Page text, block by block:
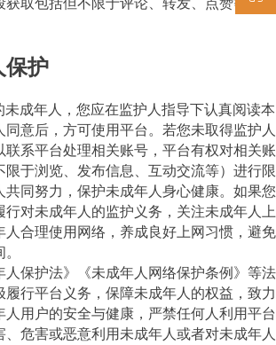
保护
未成年人，您应在监护人指导下认真阅读本
意后，方可使用平台。若您未取得监护人
联系平台处理相关账号，平台有权对相关账
于浏览、发布信息、互动交流等）进行限
同努力，保护未成年人身心健康。如果您
行对未成年人的监护义务，关注未成年人上
人合理使用网络，养成良好上网习惯，避免
人保护法》《未成年人网络保护条例》等法
行平台义务，保障未成年人的权益，致力
用户的安全与健康，严禁任何人利用平台
、危害或恶意利用未成年人或者对未成年人